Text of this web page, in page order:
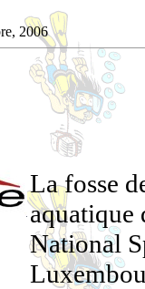
2006
La fosse
aquatique
National